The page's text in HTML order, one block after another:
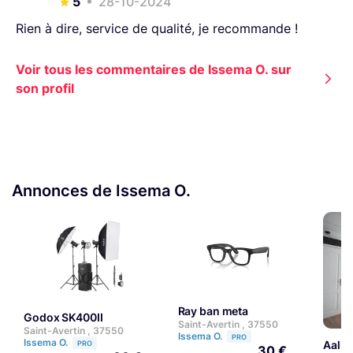
Rien à dire, service de qualité, je recommande !
Voir tous les commentaires de Issema O. sur
son profil
Annonces de Issema O.
Godox SK400II
Saint-Avertin , 37550
Issema O.
PRO
Ray ban meta
Saint-Avertin , 37550
Issema O.
PRO